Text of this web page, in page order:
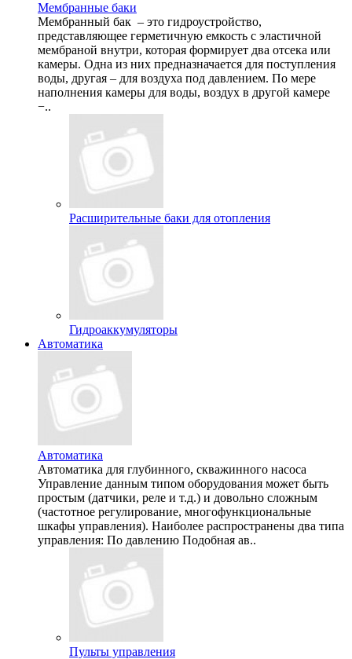
Мембранные баки
Мембранный бак – это гидроустройство,
представляющее герметичную емкость с эластичной
мембраной внутри, которая формирует два отсека или
камеры. Одна из них предназначается для поступления
воды, другая – для воздуха под давлением. По мере
наполнения камеры для воды, воздух в другой камере
−..
Расширительные баки для отопления
Гидроаккумуляторы
Автоматика
Автоматика
Автоматика для глубинного, скважинного насоса
Управление данным типом оборудования может быть
простым (датчики, реле и т.д.) и довольно сложным
(частотное регулирование, многофункциональные
шкафы управления). Наиболее распространены два типа
управления: По давлению Подобная ав..
Пульты управления